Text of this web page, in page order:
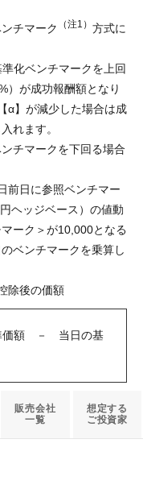
チマーク
（注1） 方式に
化ベンチマークを上回
）が成功報酬額となり
α】が減少した場合は成
れます。
チマークを下回る場合
前日に参照ベンチマー
ヘッジベース）の値動
ーク＞が10,000となる
ベンチマークを乗算し
除後の価額
価額 － 当日の基
販売会社
一覧
想定する
ご投資家